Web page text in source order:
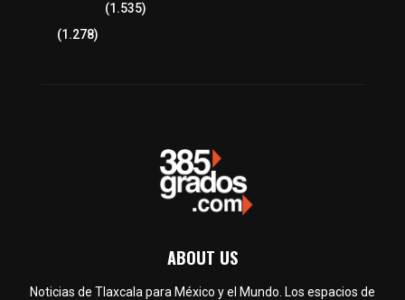
(1.535)
(1.278)
ABOUT US
Noticias de Tlaxcala para México y el Mundo. Los espacios de